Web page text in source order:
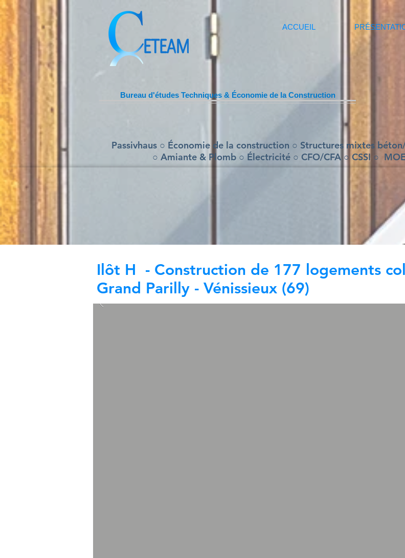
ACCUEIL
Bureau d'études Techniques & Économie de la Construction
Passivhaus ○ Économie de la construction ○ Structures mixtes
○ Amiante & Plomb ○ Électricité ○ CFO/CFA ○ CSSI ○
Ilôt H - Construction de 177 logements
Grand Parilly - Vénissieux (69)